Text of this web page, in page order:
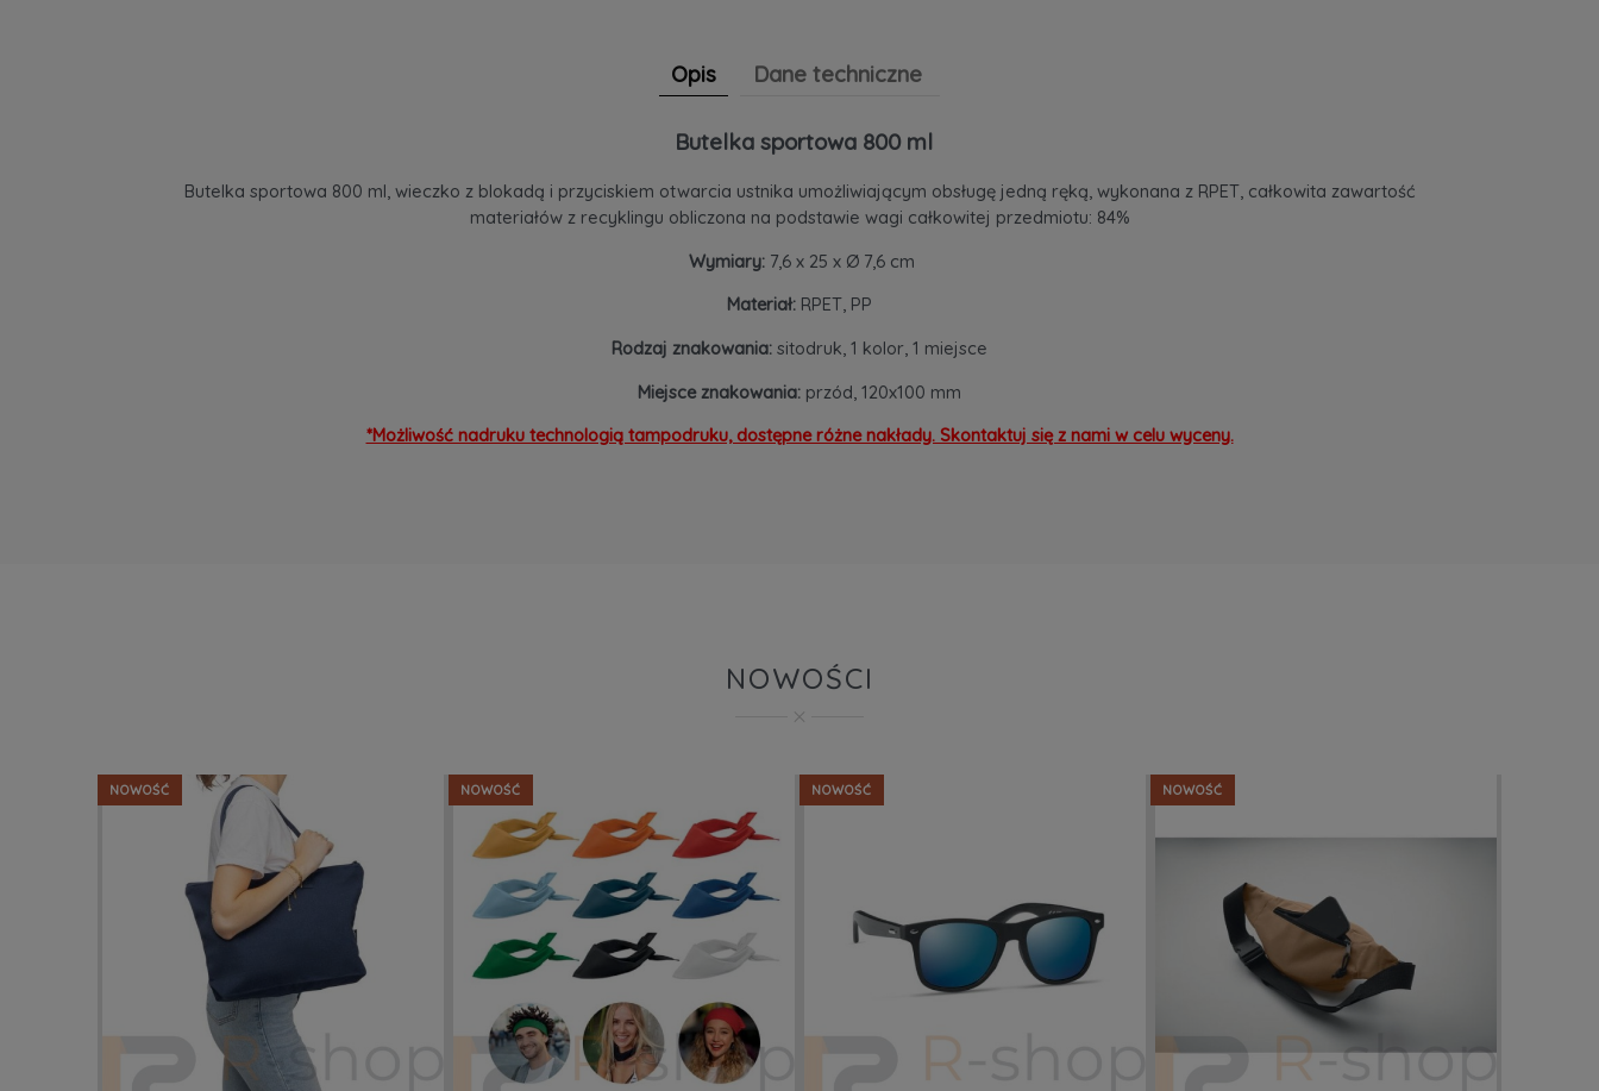
Opis Dane techniczne
Butelka sportowa 800 ml
Butelka sportowa 800 ml, wieczko z blokadą i przyciskiem otwarcia ustnika umożliwiającym obsługę jedną ręką, wykonana z RPET, całkowita zawartość
materiałów z recyklingu obliczona na podstawie wagi całkowitej przedmiotu: 84%
Wymiary: 7,6 x 25 x Ø 7,6 cm
Materiał: RPET, PP
Rodzaj znakowania: sitodruk, 1 kolor, 1 miejsce
Miejsce znakowania: przód, 120x100 mm
*Możliwość nadruku technologią tampodruku, dostępne różne nakłady. Skontaktuj się z nami w celu wyceny.
NOWOŚCI
NOWOŚĆ NOWOŚĆ NOWOŚĆ NOWOŚĆ